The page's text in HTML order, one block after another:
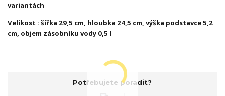
variantách
Velikost : šířka 29,5 cm, hloubka 24,5 cm, výška podstavce 5,2
cm, objem zásobníku vody 0,5 l
Potřebujete poradit?